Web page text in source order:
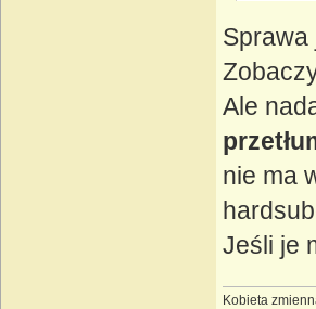
Sprawa
Ale
nie ma
Jeśli je
Kobieta